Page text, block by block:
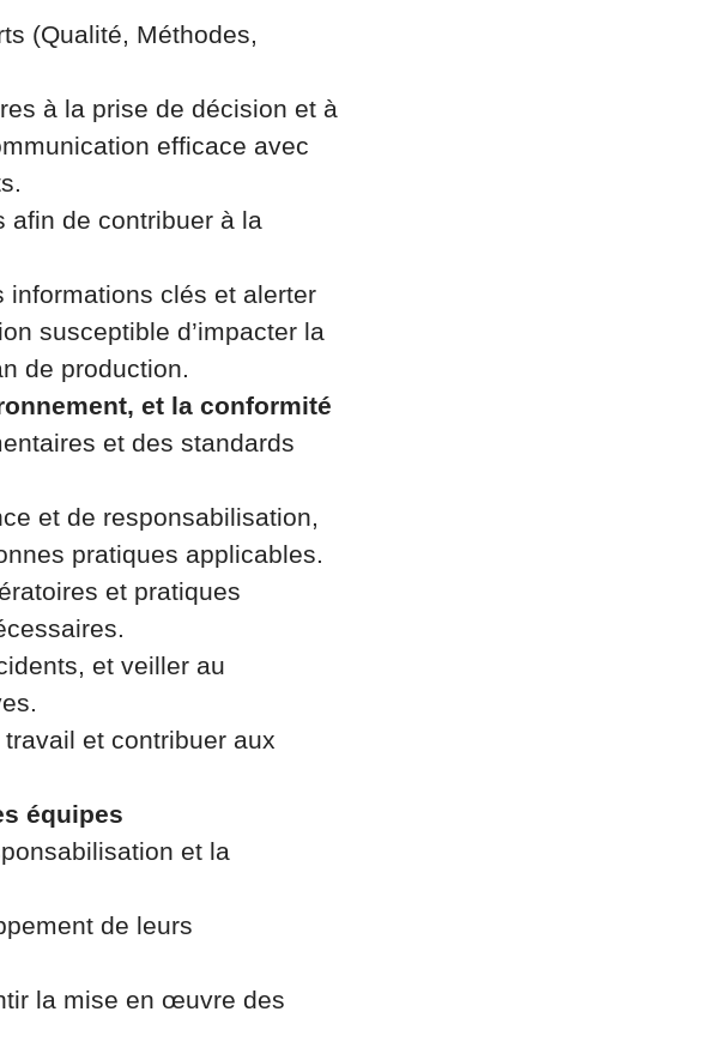
(Qualité, Méthodes,
à la prise de décision et à
efficace avec
afin de contribuer à la
informations clés et alerter
susceptible d’impacter la
de production.
et la conformité
et des standards
et de responsabilisation,
pratiques applicables.
et pratiques
et veiller au
et contribuer aux
équipes
et la
de leurs
la mise en œuvre des